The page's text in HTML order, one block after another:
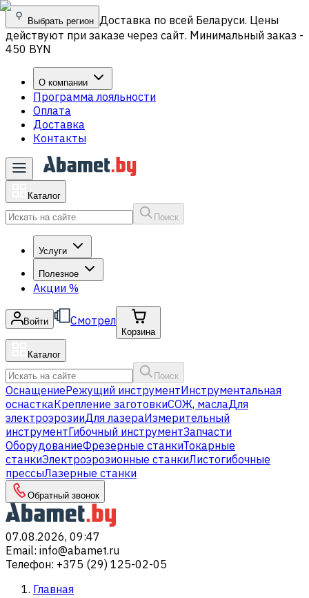
Выбрать регион Доставка по всей Беларуси. Цены
действуют при заказе через сайт. Минимальный заказ -
450 BYN
О компании
Программа лояльности
Оплата
Доставка
Контакты
Каталог
Поиск
Услуги
Полезное
Акции %
Войти Смотрел
Корзина
Каталог
Поиск
ОснащениеРежущий инструментИнструментальная
оснасткаКрепление заготовкиСОЖ, маслаДля
электроэрозииДля лазераИзмерительный
инструментГибочный инструментЗапчасти
ОборудованиеФрезерные станкиТокарные
станкиЭлектроэрозионные станкиЛистогибочные
прессыЛазерные станки
Обратный звонок
07.08.2026, 09:47
Email: info@abamet.ru
Телефон: +375 (29) 125-02-05
Главная